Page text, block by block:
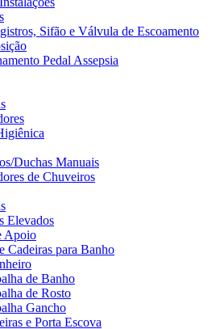
Sifão e Válvula de Escoamento
Pedal Assepsia
Duchas Manuais
de Chuveiros
Elevados
Apoio
Cadeiras para Banho
de Banho
de Rosto
Gancho
e Porta Escova